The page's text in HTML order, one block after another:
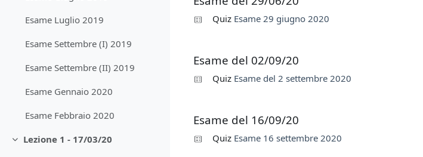
Esame Luglio 2019
Esame Settembre (I) 2019
Esame Settembre (II) 2019
Esame Gennaio 2020
Esame Febbraio 2020
Minimizza
Lezione 1 - 17/03/20
Quiz Esame 29 giugno 2020
Esame del 02/09/20
Quiz Esame del 2 settembre 2020
Esame del 16/09/20
Quiz Esame 16 settembre 2020